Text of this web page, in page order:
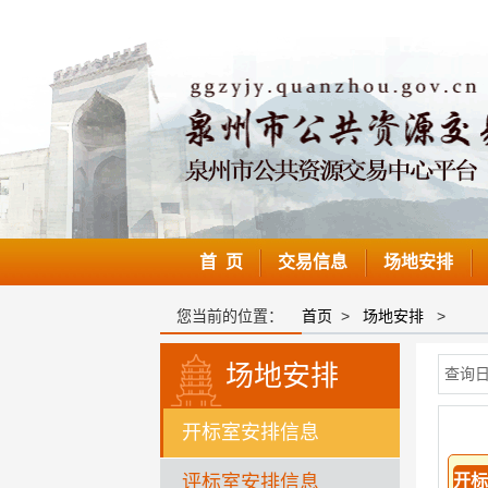
首 页 交易信息 场地安排
您当前的位置： 首页 > 场地安排 >
场地安排
开标室安排信息
评标室安排信息
查询
开